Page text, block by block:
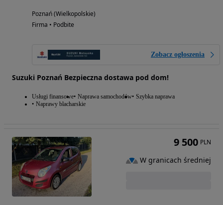
Poznań (Wielkopolskie)
Firma • Podbite
Zobacz ogłoszenia
Suzuki Poznań Bezpieczna dostawa pod dom!
Usługi finansowe Naprawa samochodów Szybka naprawa
Naprawy blacharskie
9 500 PLN
W granicach średniej